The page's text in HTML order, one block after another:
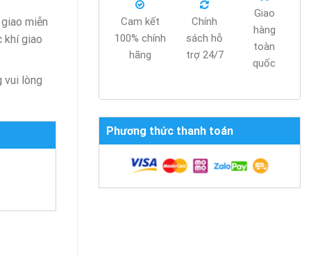
miễn
khí giao
vui lòng
Cam kết
100% chính
hãng
Chính
sách hỗ
trợ 24/7
Giao
hàng
toàn
quốc
Phương thức thanh toán